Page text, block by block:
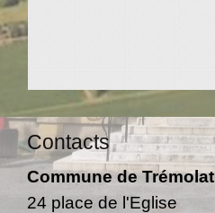
Contacts
Commune de Trémolat
24 place de l'Eglise